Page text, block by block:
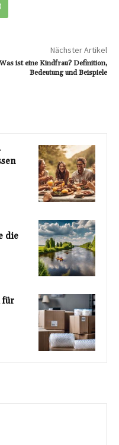
Nächster Artikel
Was ist eine Kindfrau? Definition,
Bedeutung und Beispiele
die
für